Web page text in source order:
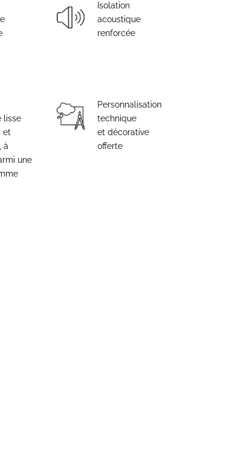
Isolation
acoustique
renforcée
lisse
et
à
une
Personnalisation
technique
et décorative
offerte